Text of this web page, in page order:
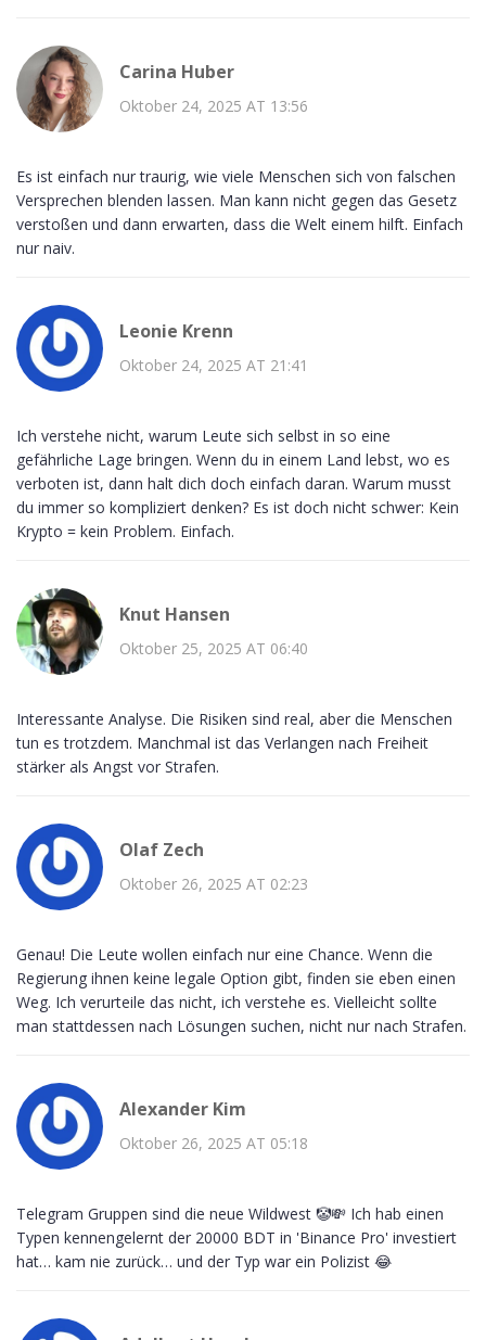
Carina Huber
Oktober 24, 2025 AT 13:56
Es ist einfach nur traurig, wie viele Menschen sich von falschen
Versprechen blenden lassen. Man kann nicht gegen das Gesetz
verstoßen und dann erwarten, dass die Welt einem hilft. Einfach
nur naiv.
Leonie Krenn
Oktober 24, 2025 AT 21:41
Ich verstehe nicht, warum Leute sich selbst in so eine
gefährliche Lage bringen. Wenn du in einem Land lebst, wo es
verboten ist, dann halt dich doch einfach daran. Warum musst
du immer so kompliziert denken? Es ist doch nicht schwer: Kein
Krypto = kein Problem. Einfach.
Knut Hansen
Oktober 25, 2025 AT 06:40
Interessante Analyse. Die Risiken sind real, aber die Menschen
tun es trotzdem. Manchmal ist das Verlangen nach Freiheit
stärker als Angst vor Strafen.
Olaf Zech
Oktober 26, 2025 AT 02:23
Genau! Die Leute wollen einfach nur eine Chance. Wenn die
Regierung ihnen keine legale Option gibt, finden sie eben einen
Weg. Ich verurteile das nicht, ich verstehe es. Vielleicht sollte
man stattdessen nach Lösungen suchen, nicht nur nach Strafen.
Alexander Kim
Oktober 26, 2025 AT 05:18
Telegram Gruppen sind die neue Wildwest 🤡💸 Ich hab einen
Typen kennengelernt der 20000 BDT in 'Binance Pro' investiert
hat… kam nie zurück… und der Typ war ein Polizist 😂